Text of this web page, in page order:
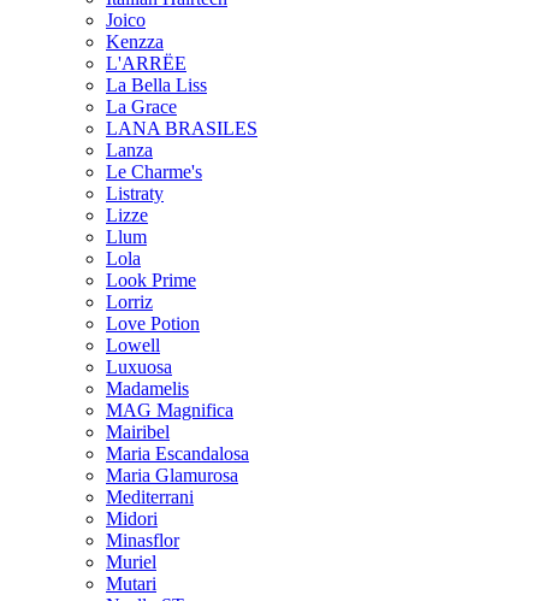
Joico
Kenzza
L'ARRËE
La Bella Liss
La Grace
LANA BRASILES
Lanza
Le Charme's
Listraty
Lizze
Llum
Lola
Look Prime
Lorriz
Love Potion
Lowell
Luxuosa
Madamelis
MAG Magnifica
Mairibel
Maria Escandalosa
Maria Glamurosa
Mediterrani
Midori
Minasflor
Muriel
Mutari